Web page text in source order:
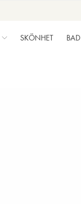
SKÖNHET BAD